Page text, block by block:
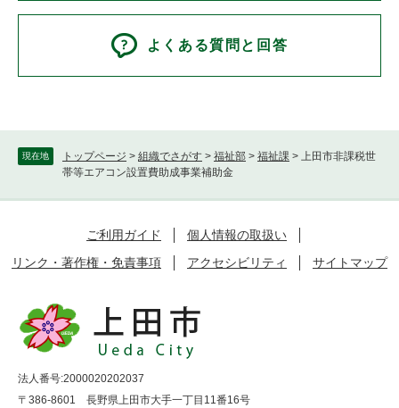
現在地 トップページ > 組織でさがす > 福祉部 > 福祉課 > 上田市非課税世
帯等エアコン設置費助成事業補助金
よくある質問と回答
ご利用ガイド
個人情報の取扱い
リンク・著作権・免責事項
アクセシビリティ サイトマップ
法人番号:2000020202037
〒386-8601 長野県上田市大手一丁目11番16号